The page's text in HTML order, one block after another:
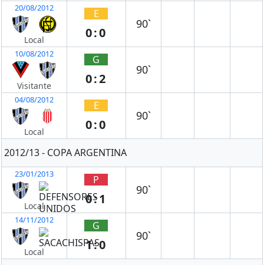
20/08/2012
Local
E
0:0
90`
10/08/2012
Visitante
G
0:2
90`
04/08/2012
Local
E
0:0
90`
2012/13 - COPA ARGENTINA
23/01/2013
Local
P
0:1
90`
14/11/2012
Local
G
1:0
90`